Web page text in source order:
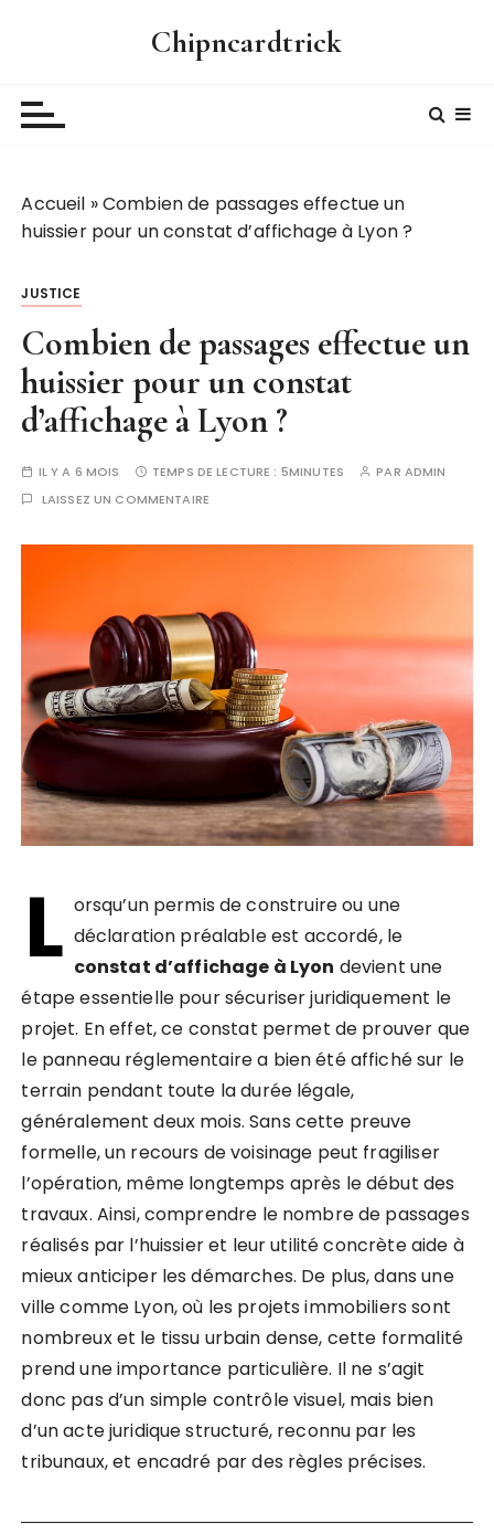
Chipncardtrick
Accueil »Combien de passages effectue un
huissier pour un constat d’affichage à Lyon ?
JUSTICE
Combien de passages effectue un
huissier pour un constat
d’affichage à Lyon ?
IL Y A 6 MOIS TEMPS DE LECTURE : 5MINUTES PAR ADMIN
LAISSEZ UN COMMENTAIRE
L orsqu’un permis de construire ou une
déclaration préalable est accordé, le
constat d’affichage à Lyon devient une
étape essentielle pour sécuriser juridiquement le
projet. En effet, ce constat permet de prouver que
le panneau réglementaire a bien été affiché sur le
terrain pendant toute la durée légale,
généralement deux mois. Sans cette preuve
formelle, un recours de voisinage peut fragiliser
l’opération, même longtemps après le début des
travaux. Ainsi, comprendre le nombre de passages
réalisés par l’huissier et leur utilité concrète aide à
mieux anticiper les démarches. De plus, dans une
ville comme Lyon, où les projets immobiliers sont
nombreux et le tissu urbain dense, cette formalité
prend une importance particulière. Il ne s’agit
donc pas d’un simple contrôle visuel, mais bien
d’un acte juridique structuré, reconnu par les
tribunaux, et encadré par des règles précises.